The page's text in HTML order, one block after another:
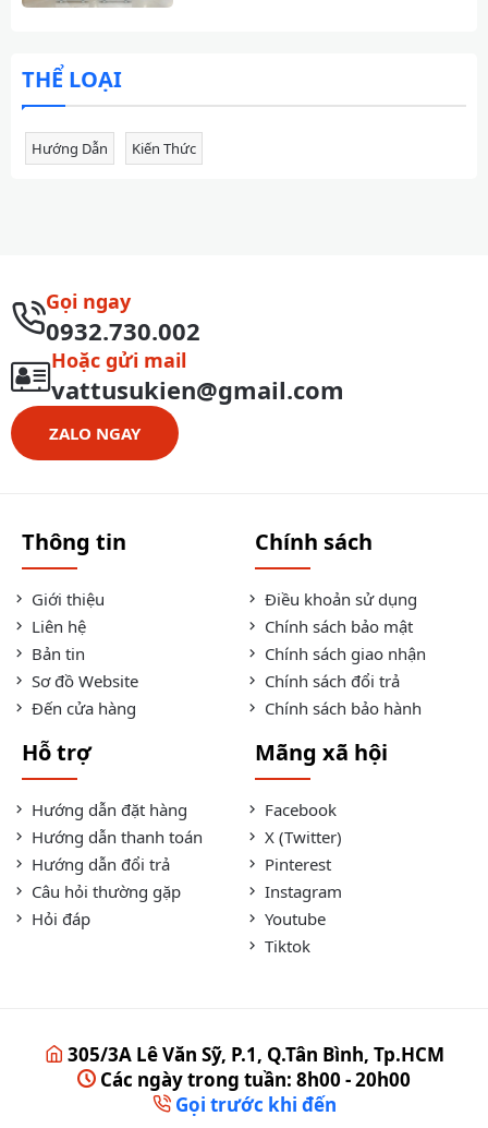
THỂ LOẠI
Hướng Dẫn Kiến Thức
Gọi ngay
0932.730.002
Hoặc gửi mail
vattusukien@gmail.com
ZALO NGAY
Thông tin
Giới thiệu
Liên hệ
Bản tin
Sơ đồ Website
Đến cửa hàng
Chính sách
Điều khoản sử dụng
Chính sách bảo mật
Chính sách giao nhận
Chính sách đổi trả
Chính sách bảo hành
Hỗ trợ
Hướng dẫn đặt hàng
Hướng dẫn thanh toán
Hướng dẫn đổi trả
Câu hỏi thường gặp
Hỏi đáp
Mãng xã hội
Facebook
X (Twitter)
Pinterest
Instagram
Youtube
Tiktok
305/3A Lê Văn Sỹ, P.1, Q.Tân Bình, Tp.HCM
Các ngày trong tuần: 8h00 - 20h00
Gọi trước khi đến